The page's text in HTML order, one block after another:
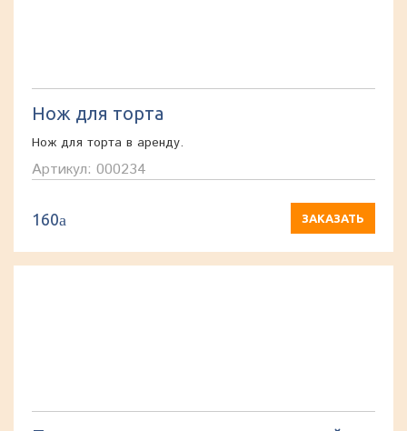
Нож для торта
Нож для торта в аренду.
Артикул: 000234
160a ЗАКАЗАТЬ